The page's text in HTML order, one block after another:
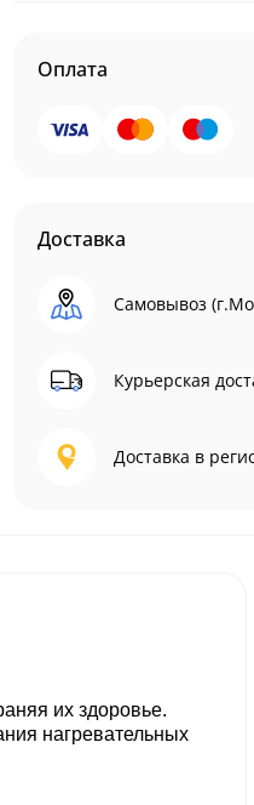
Оплата
Доставка
Самовывоз
Курьерская
Доставка в
их здоровье.
нагревательных